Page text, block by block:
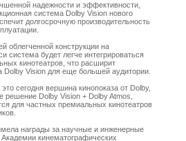
надежности и эффективности,
система Dolby Vision нового
долгосрочную производительность
облегченной конструкции на
система будет легче интегрироваться
кинотеатров, что расширит
Dolby Vision для еще большей аудитории.
сегодня вершина кинопоказа от Dolby,
решение Dolby Vision + Dolby Atmos,
для частных премиальных кинотеатров
награды за научные и инженерные
Академии кинематографических